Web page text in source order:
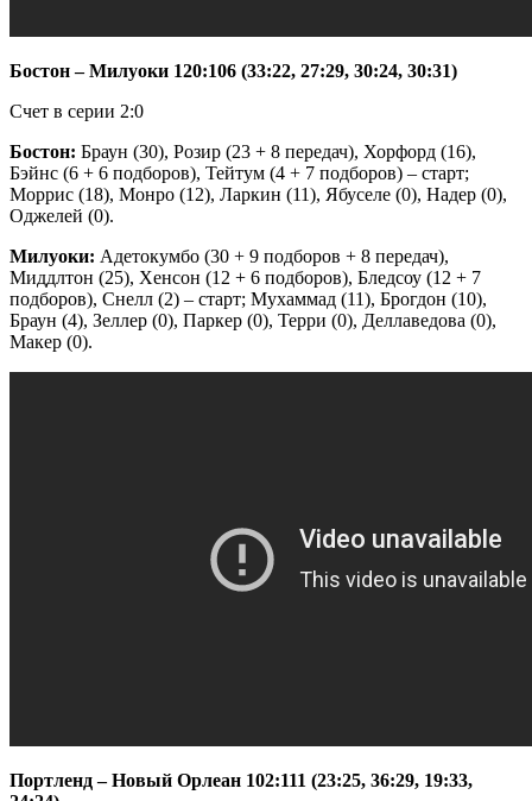
Бостон – Милуоки 120:106 (33:22, 27:29, 30:24, 30:31)
Счет в серии 2:0
Бостон: Браун (30), Розир (23 + 8 передач), Хорфорд (16),
Бэйнс (6 + 6 подборов), Тейтум (4 + 7 подборов) – старт;
Моррис (18), Монро (12), Ларкин (11), Ябуселе (0), Надер (0),
Оджелей (0).
Милуоки: Адетокумбо (30 + 9 подборов + 8 передач),
Миддлтон (25), Хенсон (12 + 6 подборов), Бледсоу (12 + 7
подборов), Снелл (2) – старт; Мухаммад (11), Брогдон (10),
Браун (4), Зеллер (0), Паркер (0), Терри (0), Деллаведова (0),
Макер (0).
Портленд – Новый Орлеан 102:111 (23:25, 36:29, 19:33,